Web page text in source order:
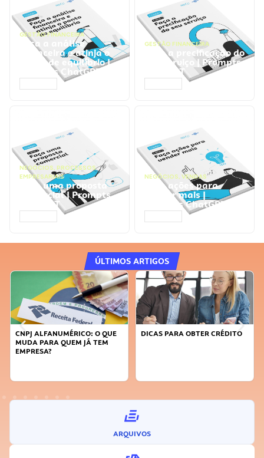
GESTÃO FINANCEIRA
Faça a análise
financeira e atinja o
ponto de equilíbrio |
Prompts ChatGPT
GESTÃO FINANCEIRA
Faça a precificação do
seu serviço | Prompts
ChatGPT
NEGÓCIOS, PROCESSOS
EMPRESARIAIS
Faça uma proposta
comercial | Prompts
ChatGPT
NEGÓCIOS, VENDAS
Faça ações para
vender mais |
Prompts ChatGPT
ÚLTIMOS ARTIGOS
CNPJ ALFANUMÉRICO: O QUE
MUDA PARA QUEM JÁ TEM
EMPRESA?
DICAS PARA OBTER CRÉDITO
ARQUIVOS